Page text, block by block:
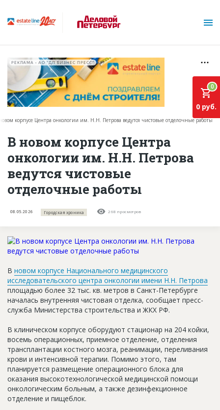
О проекте
Горячие объекты
База строящихся объектов
Инвестпроекты
Глоссарий
Новости
Платные услуги
Правила работы
Контакты
РЕКЛАМА • АО "ДП БИЗНЕС ПРЕСС"
корпусе Центра онкологии им. Н.Н. Петрова ведутся чистовые отделочные работы
В новом корпусе Центра
онкологии им. Н.Н. Петрова
ведутся чистовые
отделочные работы
08.05.2026 Городская хроника 268 просмотров
0
0 руб.
В новом корпусе Национального медицинского
исследовательского центра онкологии имени Н.Н. Петрова
площадью более 32 тыс. кв. метров в Санкт-Петербурге
началась внутренняя чистовая отделка, сообщает пресс-
служба Министерства строительства и ЖКХ РФ.
В клиническом корпусе оборудуют стационар на 204 койки,
восемь операционных, приемное отделение, отделения
трансплантации костного мозга, реанимации, переливания
крови и интенсивной терапии. Помимо этого, там
планируется размещение операционного блока для
оказания высокотехнологической медицинской помощи
онкологическим больным, а также дезинфекционное
отделение и пищеблок.